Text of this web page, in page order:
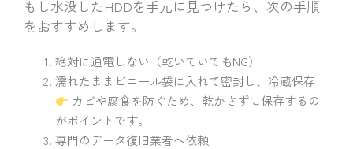
もし水没したHDDを手元に見つけたら、次の手順
をおすすめします。
絶対に通電しない（乾いていてもNG）
濡れたままビニール袋に入れて密封し、冷蔵保存
カビや腐食を防ぐため、乾かさずに保存するの
がポイントです。
専門のデータ復旧業者へ依頼